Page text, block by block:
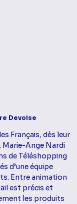
Devoise
Français, dès leur
Marie-Ange Nardi
de Téléshopping
d’une équipe
Entre animation
est précis et
les produits